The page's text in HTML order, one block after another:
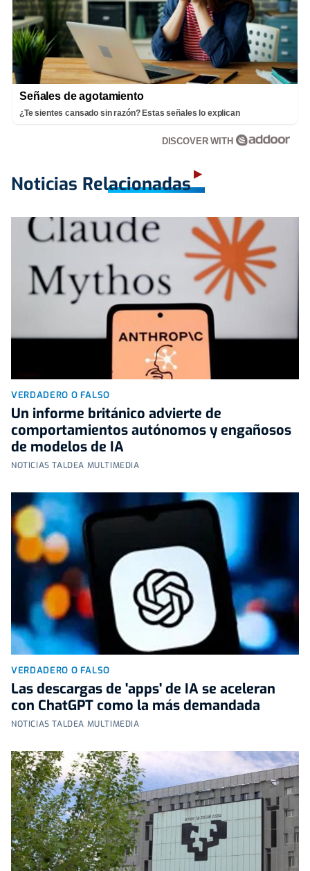
Señales de agotamiento
¿Te sientes cansado sin razón? Estas señales lo explican
DISCOVER WITH
Noticias Relacionadas
VERDADERO O FALSO
Un informe británico advierte de
comportamientos autónomos y engañosos
de modelos de IA
NOTICIAS TALDEA MULTIMEDIA
VERDADERO O FALSO
Las descargas de 'apps' de IA se aceleran
con ChatGPT como la más demandada
NOTICIAS TALDEA MULTIMEDIA